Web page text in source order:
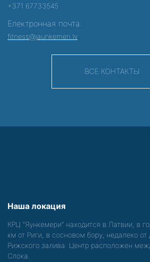
+371 67733545
Електронная почта:
fitness@jaunkemeri.lv
ВСЕ КОНТАКТЫ
Наша локация
КРЦ "Яункемери" находится в Латвии, в
км от Риги, в сосновом бору, недалеко
Рижского залива. Центр расположен
Слока.